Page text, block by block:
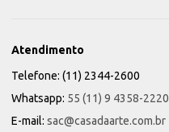
Atendimento
Telefone: (11) 2344-2600
Whatsapp: 55 (11) 9 4358-2220
E-mail: sac@casadaarte.com.br